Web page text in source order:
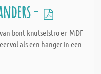
-
bont knutselstro en MDF
als een hanger in een